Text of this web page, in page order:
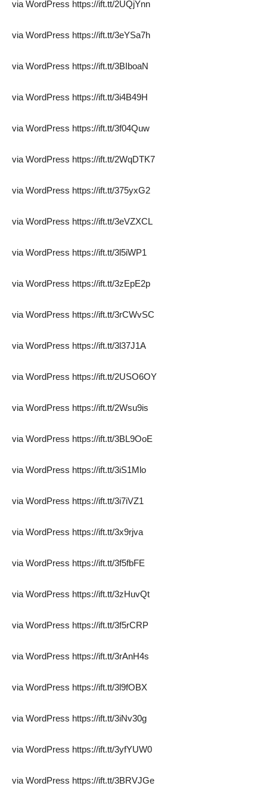
via WordPress https://ift.tt/2UQjYnn
via WordPress https://ift.tt/3eYSa7h
via WordPress https://ift.tt/3BIboaN
via WordPress https://ift.tt/3i4B49H
via WordPress https://ift.tt/3f04Quw
via WordPress https://ift.tt/2WqDTK7
via WordPress https://ift.tt/375yxG2
via WordPress https://ift.tt/3eVZXCL
via WordPress https://ift.tt/3l5iWP1
via WordPress https://ift.tt/3zEpE2p
via WordPress https://ift.tt/3rCWvSC
via WordPress https://ift.tt/3l37J1A
via WordPress https://ift.tt/2USO6OY
via WordPress https://ift.tt/2Wsu9is
via WordPress https://ift.tt/3BL9OoE
via WordPress https://ift.tt/3iS1Mlo
via WordPress https://ift.tt/3i7iVZ1
via WordPress https://ift.tt/3x9rjva
via WordPress https://ift.tt/3f5fbFE
via WordPress https://ift.tt/3zHuvQt
via WordPress https://ift.tt/3f5rCRP
via WordPress https://ift.tt/3rAnH4s
via WordPress https://ift.tt/3l9fOBX
via WordPress https://ift.tt/3iNv30g
via WordPress https://ift.tt/3yfYUW0
via WordPress https://ift.tt/3BRVJGe